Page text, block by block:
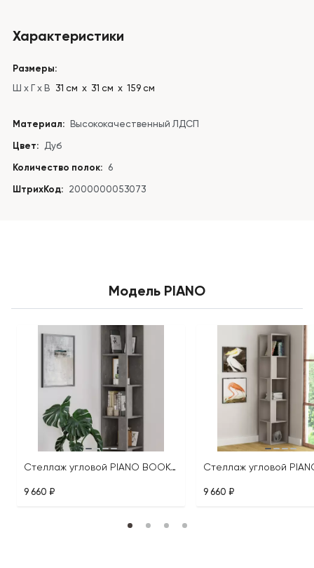
Характеристики
Размеры:
Ш x Г x В 31 см х 31 см х 159 см
Материал: Высококачественный ЛДСП
Цвет: Дуб
Количество полок: 6
ШтрихКод: 2000000053073
Модель PIANO
Стеллаж угловой PIANO BOOKCASE
9 660 ₽ 9 660 ₽